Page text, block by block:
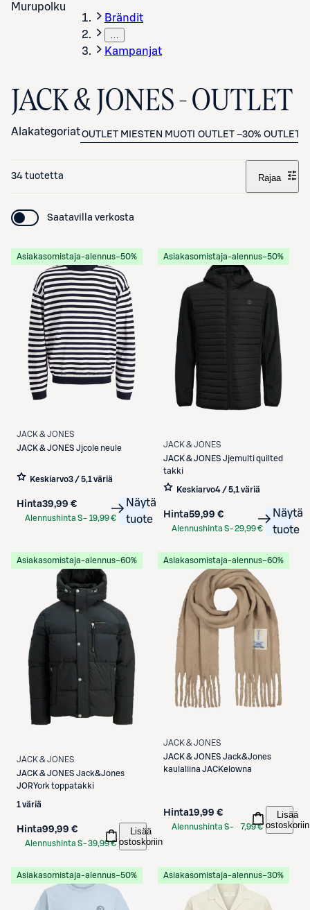
Murupolku
Brändit
Kampanjat
JACK & JONES - OUTLET
AlakategoriatOUTLET MIESTEN MUOTI OUTLET –30% OUTLET
34 tuotetta Rajaa
Saatavilla verkosta
Asiakasomistaja-alennus−50%
JACK & JONES
JACK & JONES Jjcole neule
Keskiarvo3 / 5,1 väriä
Hinta39,99 €
Alennushinta S- 19,99 €
Näytä
tuote
Asiakasomistaja-alennus−50%
JACK & JONES
JACK & JONES Jjemulti quilted
takki
Keskiarvo4 / 5,1 väriä
Hinta59,99 €
Alennushinta S-29,99 €
Näytä
tuote
Asiakasomistaja-alennus−60%
JACK & JONES
JACK & JONES Jack&Jones
JORYork toppatakki
1 väriä
Hinta99,99 €
Alennushinta S-39,99 €
Lisää
ostoskoriin
Asiakasomistaja-alennus−60%
JACK & JONES
JACK & JONES Jack&Jones
kaulaliina JACKelowna
Hinta19,99 €
Alennushinta S-
7,99 €
Lisää
ostoskoriin
Asiakasomistaja-alennus−50% Asiakasomistaja-alennus−30%